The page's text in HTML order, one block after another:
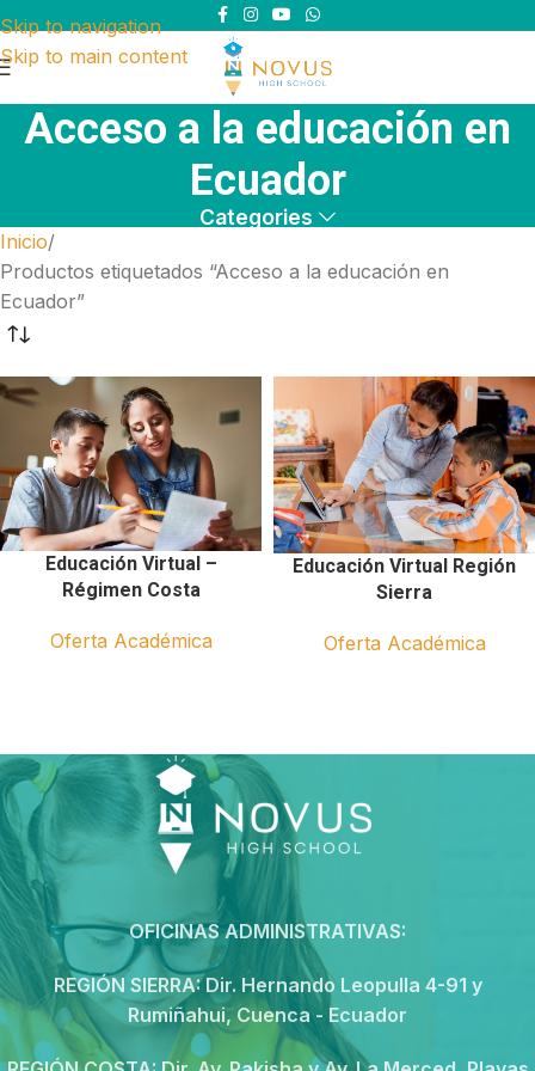
Skip to navigation
Skip to main content
Acceso a la educación en
Ecuador
Categories
Inicio
Productos etiquetados “Acceso a la educación en
Ecuador”
Educación Virtual –
Régimen Costa
Oferta Académica
Educación Virtual Región
Sierra
Oferta Académica
OFICINAS ADMINISTRATIVAS:
REGIÓN SIERRA:Dir. Hernando Leopulla 4-91 y
Rumiñahui, Cuenca - Ecuador